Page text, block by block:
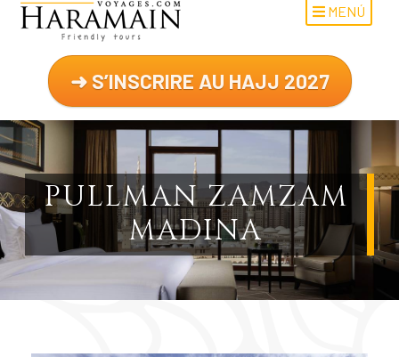
MENÚ
➜ S’INSCRIRE AU HAJJ 2027
PULLMAN ZAMZAM
MADINA